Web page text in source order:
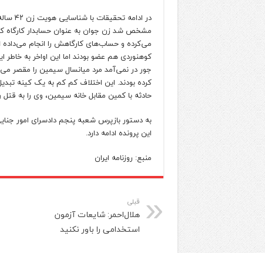
در
مشخص شد زن جوان به عنوان حسابدار کارگاه
می‌کرده و حساب‌های کارگاهش را انجام
کوهنوردی هم عضو بودند اما این اواخر به خاطر
جور در نمی‌آمد مرد میانسال سیمین را مقصر
کرده بودند. این اختلاف کم کم به یک کینه
حادثه با کمین مقابل خانه سیمین، وی را به قتل
به دستور بازپرس شعبه پنجم دادسرای امور
این پرونده ادامه دارد.
منبع: روزنامه ایران
قبلی
هلال‌احمر: شایعات آزمون
استخدامی را باور نکنید